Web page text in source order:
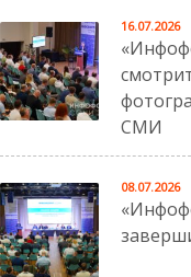
СМИ
16.07.2026
08.07.2026